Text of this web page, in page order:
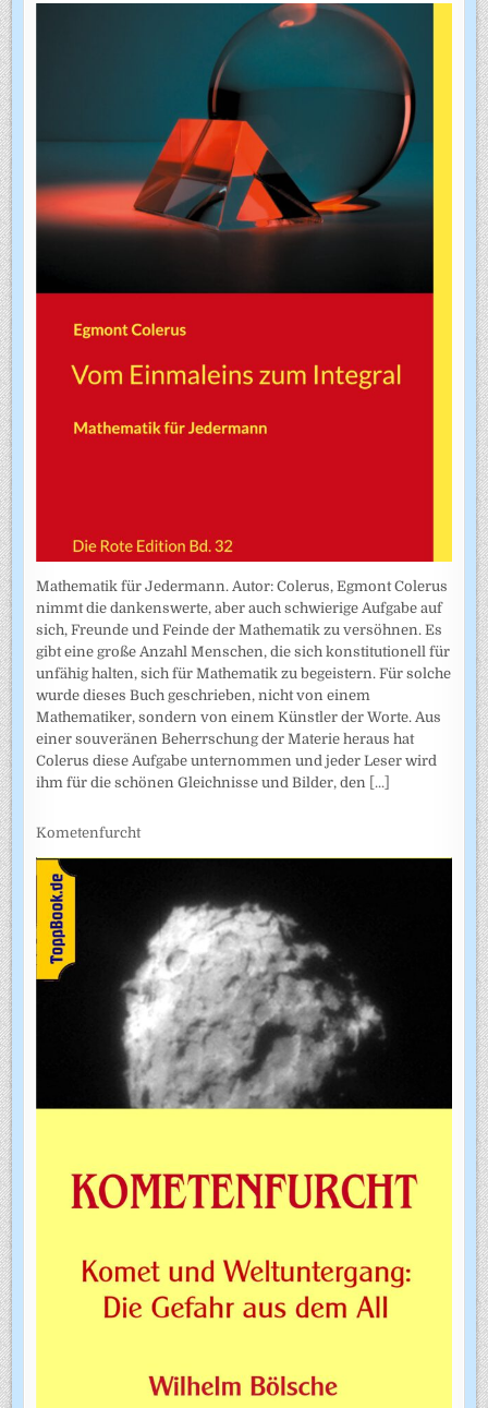
Mathematik für Jedermann. Autor: Colerus, Egmont Colerus
nimmt die dankenswerte, aber auch schwierige Aufgabe auf
sich, Freunde und Feinde der Mathematik zu versöhnen. Es
gibt eine große Anzahl Menschen, die sich konstitutionell für
unfähig halten, sich für Mathematik zu begeistern. Für solche
wurde dieses Buch geschrieben, nicht von einem
Mathematiker, sondern von einem Künstler der Worte. Aus
einer souveränen Beherrschung der Materie heraus hat
Colerus diese Aufgabe unternommen und jeder Leser wird
ihm für die schönen Gleichnisse und Bilder, den [...]
Kometenfurcht